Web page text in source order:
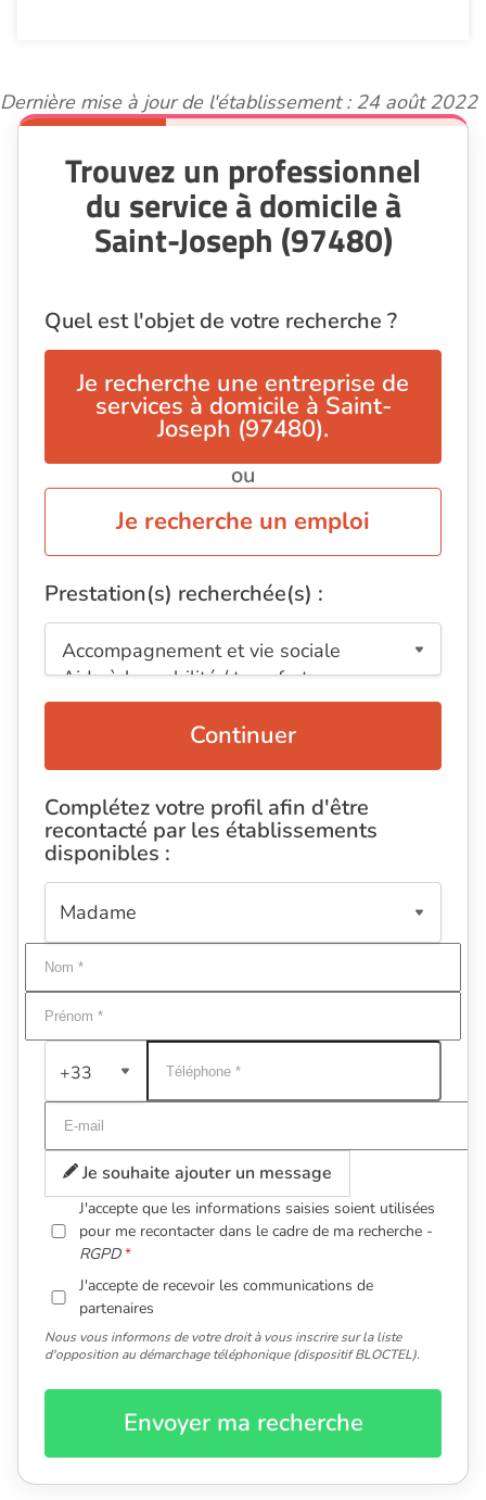
Dernière mise à jour de l'établissement : 24 août 2022
Trouvez un professionnel
du service à domicile à
Saint-Joseph (97480)
Quel est l'objet de votre recherche ?
Je recherche une entreprise de
services à domicile à Saint-
Joseph (97480).
ou
Je recherche un emploi
Prestation(s) recherchée(s) :
Continuer
Complétez votre profil afin d'être
recontacté par les établissements
disponibles :
+33
Je souhaite ajouter un message
J'accepte que les informations saisies soient utilisées
pour me recontacter dans le cadre de ma recherche -
RGPD
J'accepte de recevoir les communications de
partenaires
Nous vous informons de votre droit à vous inscrire sur la liste
d'opposition au démarchage téléphonique (dispositif BLOCTEL).
Envoyer ma recherche